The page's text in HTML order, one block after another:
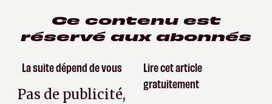
Ce contenu est
réservé aux abonnés
La suite dépend de vous
Pas de publicité,
Lire cet article
gratuitement